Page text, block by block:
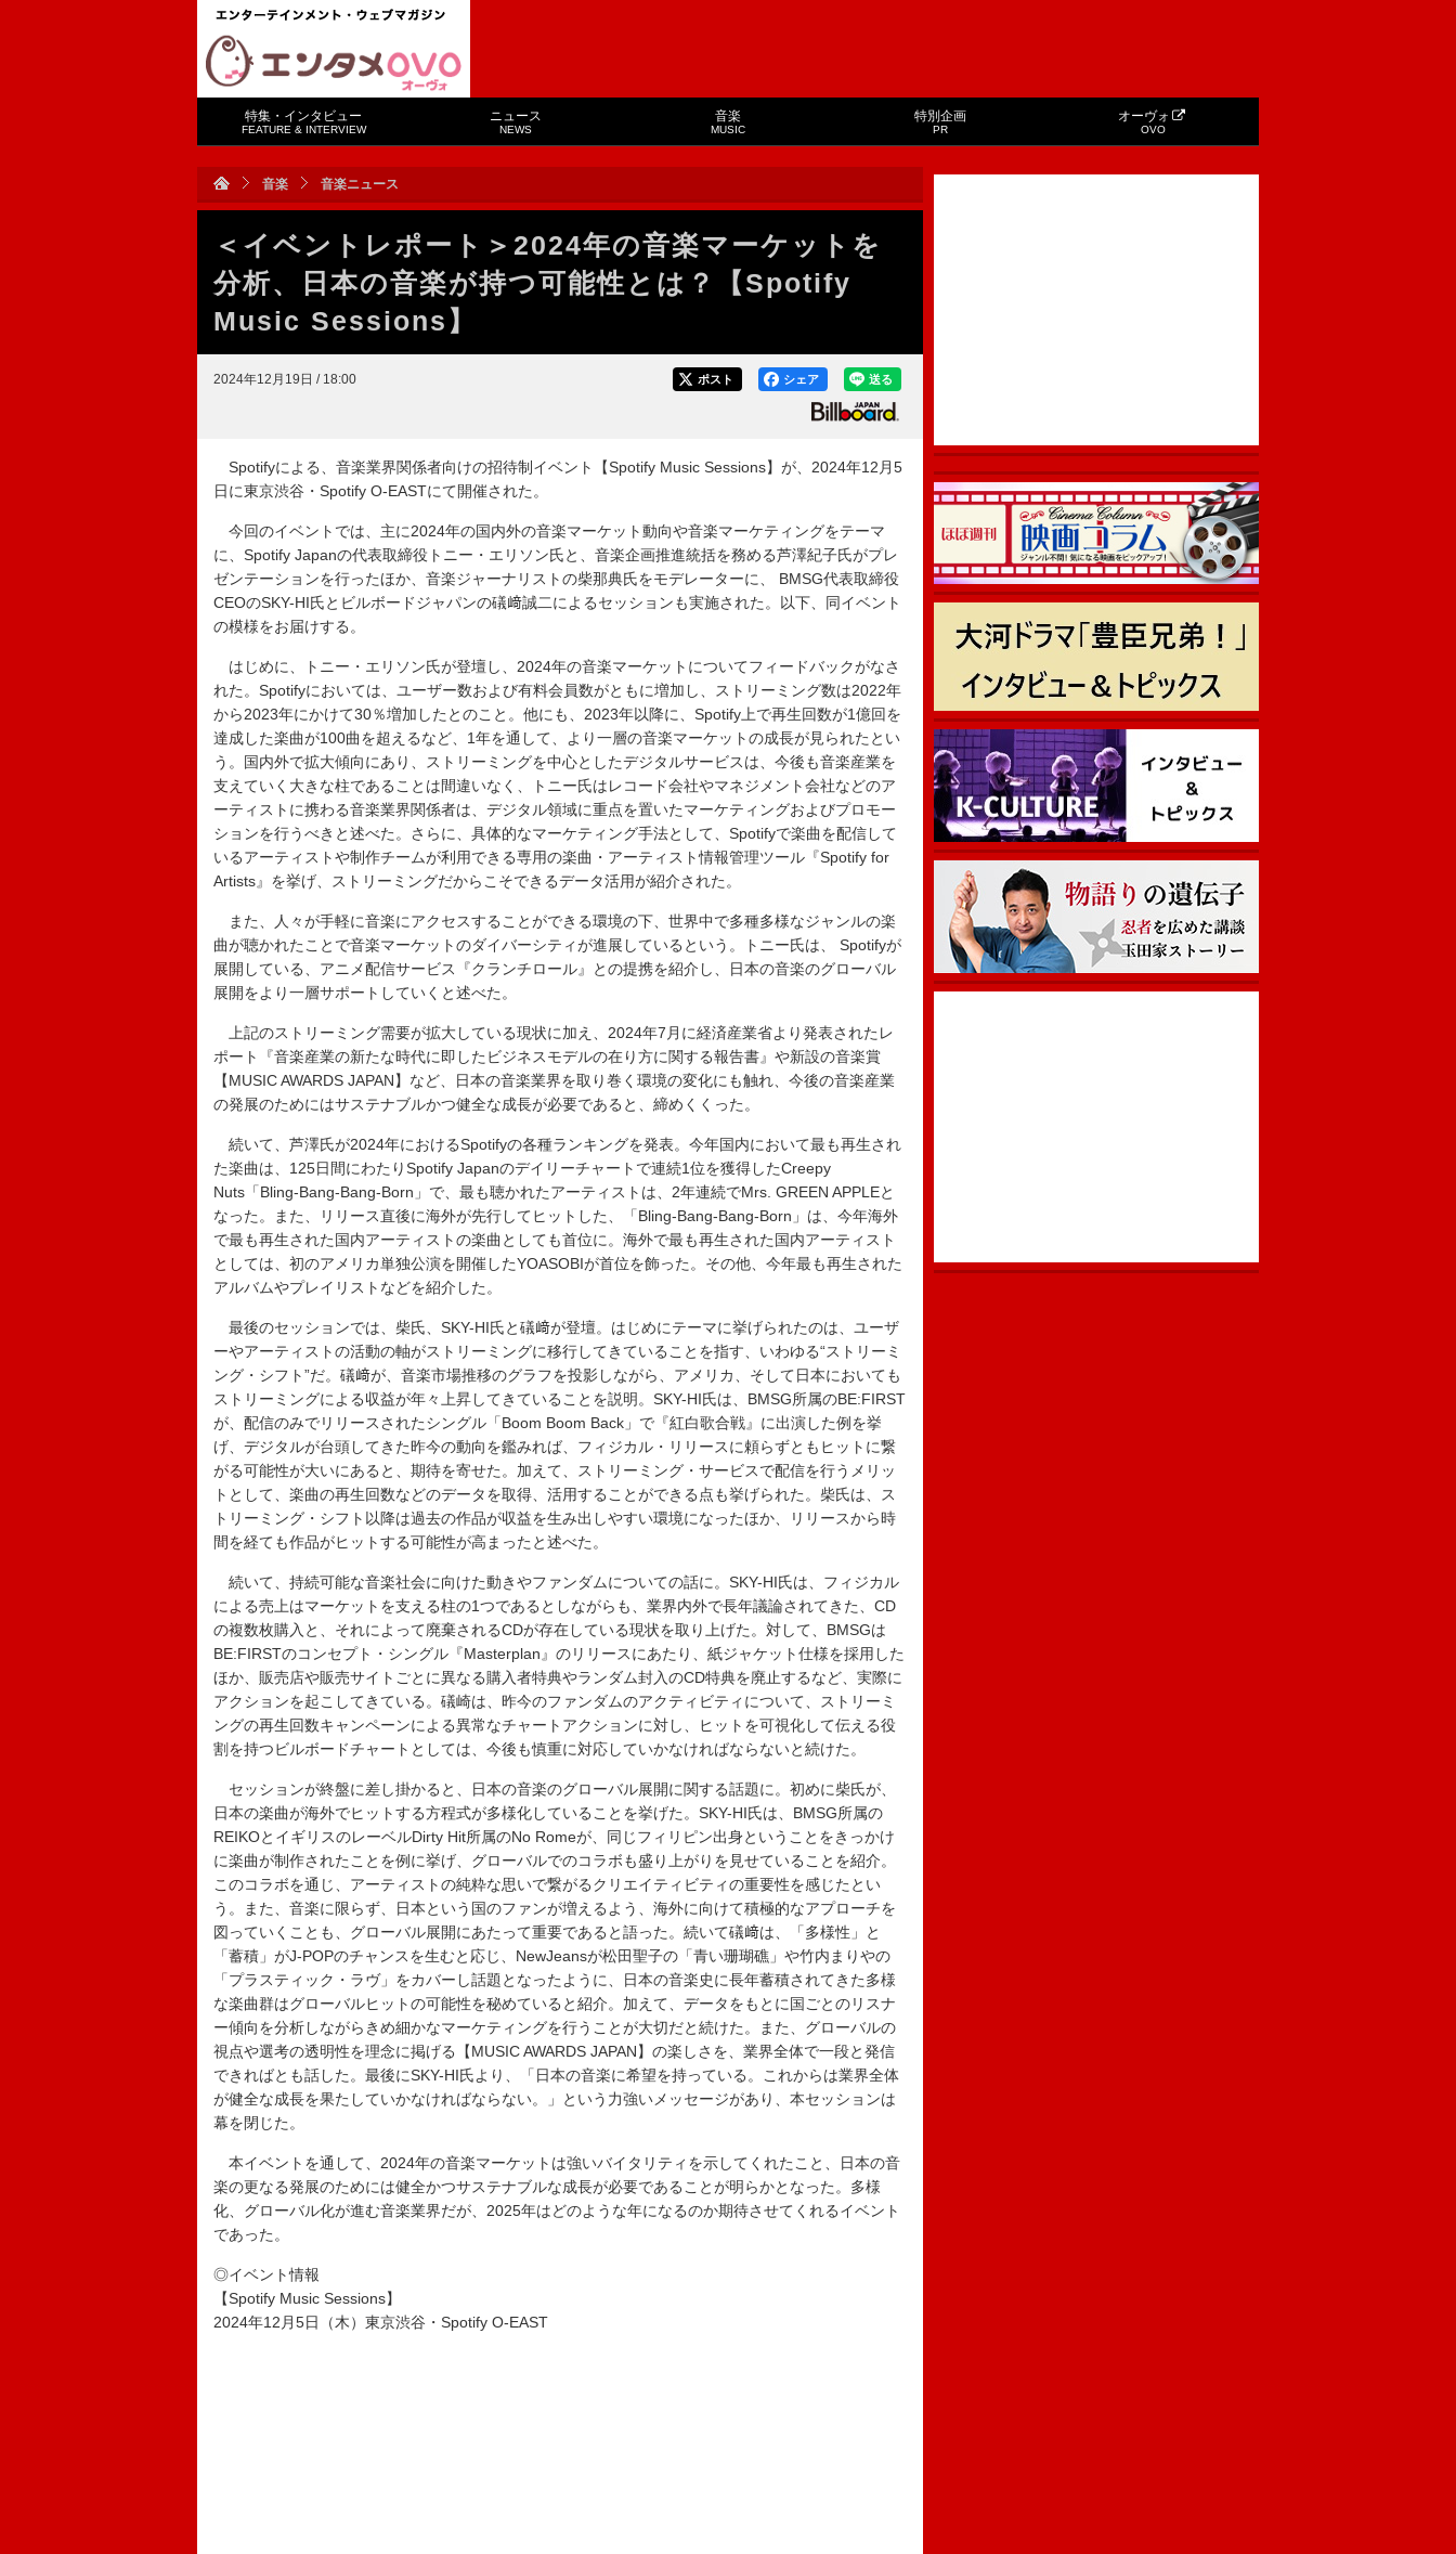
特集・インタビュー
FEATURE & INTERVIEW
ニュース
NEWS
音楽
MUSIC
特別企画
PR
オーヴォ
OVO
音楽 音楽ニュース
＜イベントレポート＞2024年の音楽マーケットを
分析、日本の音楽が持つ可能性とは？【Spotify
Music Sessions】
2024年12月19日 / 18:00 送る
シェア
ポスト
Spotifyによる、音楽業界関係者向けの招待制イベント【Spotify Music Sessions】が、2024年12月5
日に東京渋谷・Spotify O-EASTにて開催された。
今回のイベントでは、主に2024年の国内外の音楽マーケット動向や音楽マーケティングをテーマ
に、Spotify Japanの代表取締役トニー・エリソン氏と、音楽企画推進統括を務める芦澤紀子氏がプレ
ゼンテーションを行ったほか、音楽ジャーナリストの柴那典氏をモデレーターに、 BMSG代表取締役
CEOのSKY-HI氏とビルボードジャパンの礒﨑誠二によるセッションも実施された。以下、同イベント
の模様をお届けする。
はじめに、トニー・エリソン氏が登壇し、2024年の音楽マーケットについてフィードバックがなさ
れた。Spotifyにおいては、ユーザー数および有料会員数がともに増加し、ストリーミング数は2022年
から2023年にかけて30％増加したとのこと。他にも、2023年以降に、Spotify上で再生回数が1億回を
達成した楽曲が100曲を超えるなど、1年を通して、より一層の音楽マーケットの成長が見られたとい
う。国内外で拡大傾向にあり、ストリーミングを中心としたデジタルサービスは、今後も音楽産業を
支えていく大きな柱であることは間違いなく、トニー氏はレコード会社やマネジメント会社などのア
ーティストに携わる音楽業界関係者は、デジタル領域に重点を置いたマーケティングおよびプロモー
ションを行うべきと述べた。さらに、具体的なマーケティング手法として、Spotifyで楽曲を配信して
いるアーティストや制作チームが利用できる専用の楽曲・アーティスト情報管理ツール『Spotify for
Artists』を挙げ、ストリーミングだからこそできるデータ活用が紹介された。
また、人々が手軽に音楽にアクセスすることができる環境の下、世界中で多種多様なジャンルの楽
曲が聴かれたことで音楽マーケットのダイバーシティが進展しているという。トニー氏は、 Spotifyが
展開している、アニメ配信サービス『クランチロール』との提携を紹介し、日本の音楽のグローバル
展開をより一層サポートしていくと述べた。
上記のストリーミング需要が拡大している現状に加え、2024年7月に経済産業省より発表されたレ
ポート『音楽産業の新たな時代に即したビジネスモデルの在り方に関する報告書』や新設の音楽賞
【MUSIC AWARDS JAPAN】など、日本の音楽業界を取り巻く環境の変化にも触れ、今後の音楽産業
の発展のためにはサステナブルかつ健全な成長が必要であると、締めくくった。
続いて、芦澤氏が2024年におけるSpotifyの各種ランキングを発表。今年国内において最も再生され
た楽曲は、125日間にわたりSpotify Japanのデイリーチャートで連続1位を獲得したCreepy
Nuts「Bling-Bang-Bang-Born」で、最も聴かれたアーティストは、2年連続でMrs. GREEN APPLEと
なった。また、リリース直後に海外が先行してヒットした、「Bling-Bang-Bang-Born」は、今年海外
で最も再生された国内アーティストの楽曲としても首位に。海外で最も再生された国内アーティスト
としては、初のアメリカ単独公演を開催したYOASOBIが首位を飾った。その他、今年最も再生された
アルバムやプレイリストなどを紹介した。
最後のセッションでは、柴氏、SKY-HI氏と礒﨑が登壇。はじめにテーマに挙げられたのは、ユーザ
ーやアーティストの活動の軸がストリーミングに移行してきていることを指す、いわゆる“ストリーミ
ング・シフト”だ。礒﨑が、音楽市場推移のグラフを投影しながら、アメリカ、そして日本においても
ストリーミングによる収益が年々上昇してきていることを説明。SKY-HI氏は、BMSG所属のBE:FIRST
が、配信のみでリリースされたシングル「Boom Boom Back」で『紅白歌合戦』に出演した例を挙
げ、デジタルが台頭してきた昨今の動向を鑑みれば、フィジカル・リリースに頼らずともヒットに繋
がる可能性が大いにあると、期待を寄せた。加えて、ストリーミング・サービスで配信を行うメリッ
トとして、楽曲の再生回数などのデータを取得、活用することができる点も挙げられた。柴氏は、ス
トリーミング・シフト以降は過去の作品が収益を生み出しやすい環境になったほか、リリースから時
間を経ても作品がヒットする可能性が高まったと述べた。
続いて、持続可能な音楽社会に向けた動きやファンダムについての話に。SKY-HI氏は、フィジカル
による売上はマーケットを支える柱の1つであるとしながらも、業界内外で長年議論されてきた、CD
の複数枚購入と、それによって廃棄されるCDが存在している現状を取り上げた。対して、BMSGは
BE:FIRSTのコンセプト・シングル『Masterplan』のリリースにあたり、紙ジャケット仕様を採用した
ほか、販売店や販売サイトごとに異なる購入者特典やランダム封入のCD特典を廃止するなど、実際に
アクションを起こしてきている。礒崎は、昨今のファンダムのアクティビティについて、ストリーミ
ングの再生回数キャンペーンによる異常なチャートアクションに対し、ヒットを可視化して伝える役
割を持つビルボードチャートとしては、今後も慎重に対応していかなければならないと続けた。
セッションが終盤に差し掛かると、日本の音楽のグローバル展開に関する話題に。初めに柴氏が、
日本の楽曲が海外でヒットする方程式が多様化していることを挙げた。SKY-HI氏は、BMSG所属の
REIKOとイギリスのレーベルDirty Hit所属のNo Romeが、同じフィリピン出身ということをきっかけ
に楽曲が制作されたことを例に挙げ、グローバルでのコラボも盛り上がりを見せていることを紹介。
このコラボを通じ、アーティストの純粋な思いで繋がるクリエイティビティの重要性を感じたとい
う。また、音楽に限らず、日本という国のファンが増えるよう、海外に向けて積極的なアプローチを
図っていくことも、グローバル展開にあたって重要であると語った。続いて礒﨑は、「多様性」と
「蓄積」がJ-POPのチャンスを生むと応じ、NewJeansが松田聖子の「青い珊瑚礁」や竹内まりやの
「プラスティック・ラヴ」をカバーし話題となったように、日本の音楽史に長年蓄積されてきた多様
な楽曲群はグローバルヒットの可能性を秘めていると紹介。加えて、データをもとに国ごとのリスナ
ー傾向を分析しながらきめ細かなマーケティングを行うことが大切だと続けた。また、グローバルの
視点や選考の透明性を理念に掲げる【MUSIC AWARDS JAPAN】の楽しさを、業界全体で一段と発信
できればとも話した。最後にSKY-HI氏より、「日本の音楽に希望を持っている。これからは業界全体
が健全な成長を果たしていかなければならない。」という力強いメッセージがあり、本セッションは
幕を閉じた。
本イベントを通して、2024年の音楽マーケットは強いバイタリティを示してくれたこと、日本の音
楽の更なる発展のためには健全かつサステナブルな成長が必要であることが明らかとなった。多様
化、グローバル化が進む音楽業界だが、2025年はどのような年になるのか期待させてくれるイベント
であった。
◎イベント情報
【Spotify Music Sessions】
2024年12月5日（木）東京渋谷・Spotify O-EAST